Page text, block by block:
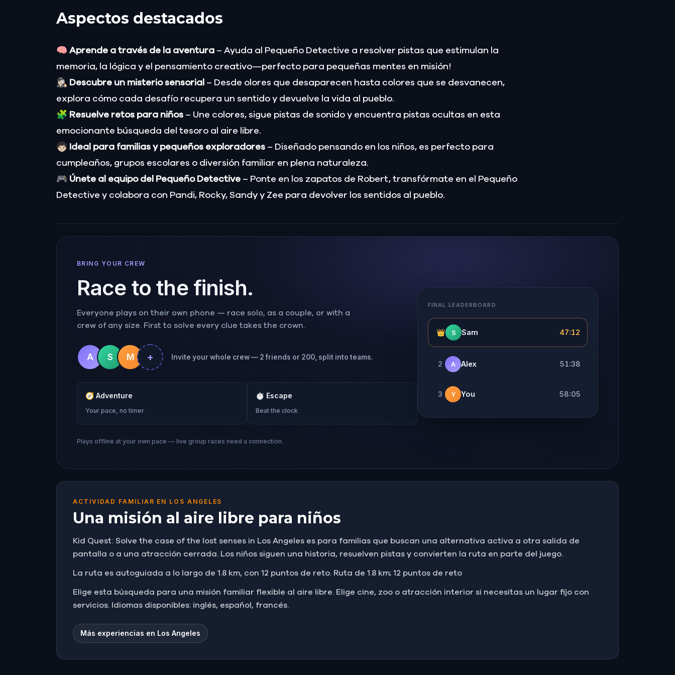
Aspectos destacados
🧠 Aprende a través de la aventura – Ayuda al Pequeño Detective a resolver pistas que estimulan la
memoria, la lógica y el pensamiento creativo—perfecto para pequeñas mentes en misión!
🕵🏻‍♀️ Descubre un misterio sensorial – Desde olores que desaparecen hasta colores que se desvanecen,
explora cómo cada desafío recupera un sentido y devuelve la vida al pueblo.
🧩 Resuelve retos para niños – Une colores, sigue pistas de sonido y encuentra pistas ocultas en esta
emocionante búsqueda del tesoro al aire libre.
🧒🏻 Ideal para familias y pequeños exploradores – Diseñado pensando en los niños, es perfecto para
cumpleaños, grupos escolares o diversión familiar en plena naturaleza.
🎮 Únete al equipo del Pequeño Detective – Ponte en los zapatos de Robert, transfórmate en el Pequeño
Detective y colabora con Pandi, Rocky, Sandy y Zee para devolver los sentidos al pueblo.
BRING YOUR CREW
Race to the finish.
Everyone plays on their own phone — race solo, as a couple, or with a
crew of any size. First to solve every clue takes the crown.
A S M + Invite your whole crew — 2 friends or 200, split into teams.
🧭 Adventure
Your pace, no timer
⏱ Escape
Beat the clock
Plays offline at your own pace — live group races need a connection.
FINAL LEADERBOARD
👑 S Sam 47:12
2 A Alex 51:38
3 Y You 58:05
ACTIVIDAD FAMILIAR EN LOS ANGELES
Una misión al aire libre para niños
Kid Quest: Solve the case of the lost senses in Los Angeles es para familias que buscan una alternativa activa a otra salida de
pantalla o a una atracción cerrada. Los niños siguen una historia, resuelven pistas y convierten la ruta en parte del juego.
La ruta es autoguiada a lo largo de 1.8 km, con 12 puntos de reto. Ruta de 1.8 km; 12 puntos de reto
Elige esta búsqueda para una misión familiar flexible al aire libre. Elige cine, zoo o atracción interior si necesitas un lugar fijo con
servicios. Idiomas disponibles: inglés, español, francés.
Más experiencias en Los Angeles